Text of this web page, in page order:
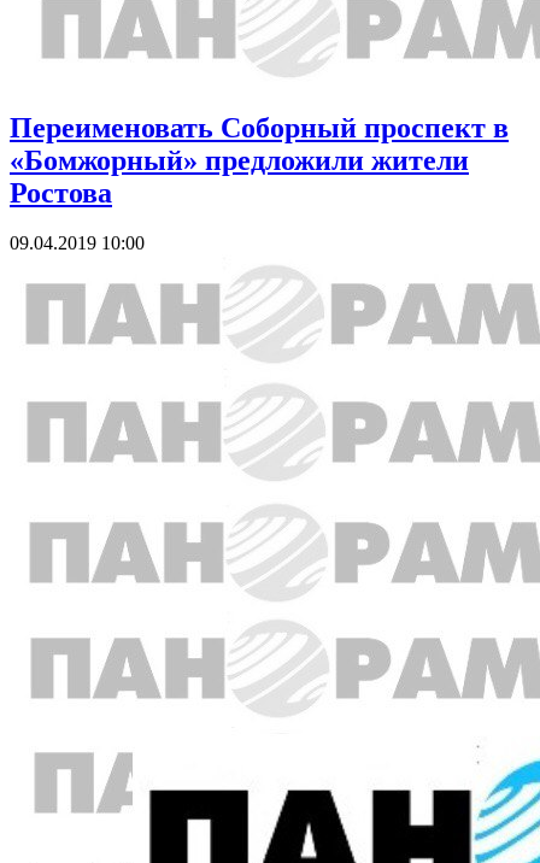
Переименовать Соборный проспект в
«Бомжорный» предложили жители
Ростова
09.04.2019 10:00